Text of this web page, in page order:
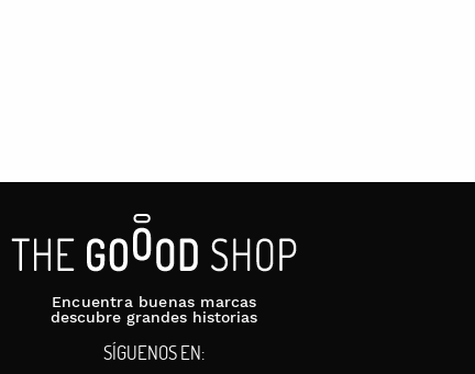
Encuentra buenas marcas
descubre grandes historias
SÍGUENOS EN: